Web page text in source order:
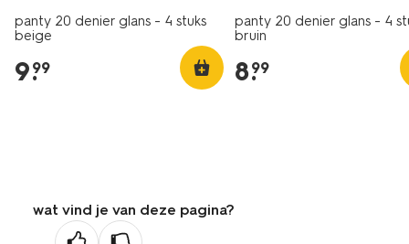
panty 20 denier glans - 4 stuks
beige
9.
99
panty 20 denier glans - 4
bruin
8.
99
wat vind je van deze pagina?